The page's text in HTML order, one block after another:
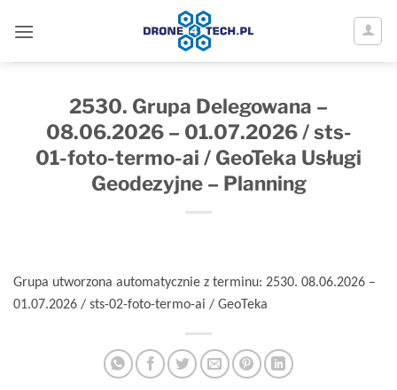
2530. Grupa Delegowana – 08.06.2026
2530. Grupa Delegowana –
08.06.2026 – 01.07.2026 / sts-
01-foto-termo-ai / GeoTeka Usługi
Geodezyjne – Planning
Grupa utworzona automatycznie z terminu: 2530. 08.06.2026 –
01.07.2026 / sts-02-foto-termo-ai / GeoTeka